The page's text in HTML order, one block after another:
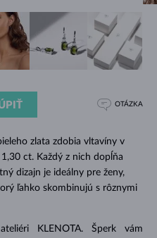
zlata zdobia vltavíny v
ct. Každý z nich dopĺňa
dizajn je ideálny pre ženy,
ľahko skombinujú s rôznymi
KLENOTA. Šperk vám
OTÁZKA